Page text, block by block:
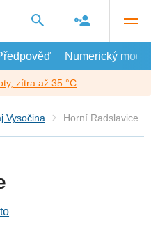
Numerický model
zítra až 35 °C
Vysočina Horní Radslavice